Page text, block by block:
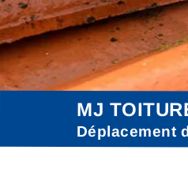
MJ
Déplacement